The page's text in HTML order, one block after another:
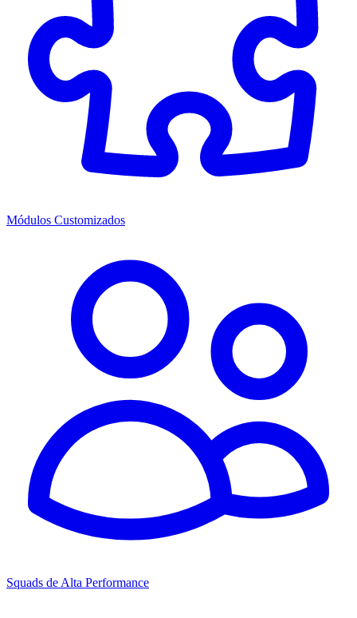
Módulos Customizados
Squads de Alta Performance